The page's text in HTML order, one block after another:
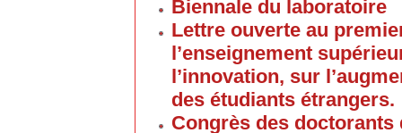
Biennale du laboratoire
Lettre ouverte au
l’enseignement
l’innovation, sur
des étudiants étrangers.
Congrès des doctorants